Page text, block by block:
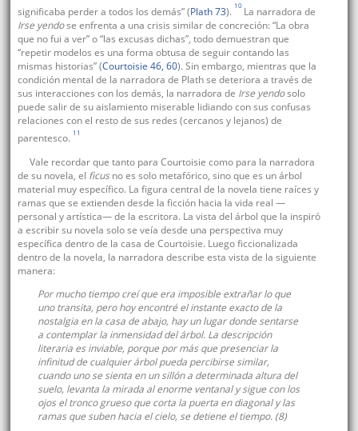
significaba perder a todos los demás” (Plath 73). 10 La narradora de
Irse yendose enfrenta a una crisis similar de concreción: “La obra
que no fui a ver” o “las excusas dichas”, todo demuestran que
“repetir modelos es una forma obtusa de seguir contando las
mismas historias” (Courtoisie 46, 60). Sin embargo, mientras que la
condición mental de la narradora de Plath se deteriora a través de
sus interacciones con los demás, la narradora de Irse yendosolo
puede salir de su aislamiento miserable lidiando con sus confusas
relaciones con el resto de sus redes (cercanos y lejanos) de
parentesco. 11
Vale recordar que tanto para Courtoisie como para la narradora
de su novela, el ficusno es solo metafórico, sino que es un árbol
material muy específico. La figura central de la novela tiene raíces y
ramas que se extienden desde la ficción hacia la vida real —
personal y artística— de la escritora. La vista del árbol que la inspiró
a escribir su novela solo se veía desde una perspectiva muy
específica dentro de la casa de Courtoisie. Luego ficcionalizada
dentro de la novela, la narradora describe esta vista de la siguiente
manera:
Por mucho tiempo creí que era imposible extrañar lo que
uno transita, pero hoy encontré el instante exacto de la
nostalgia en la casa de abajo, hay un lugar donde sentarse
a contemplar la inmensidad del árbol. La descripción
literaria es inviable, porque por más que presenciar la
infinitud de cualquier árbol pueda percibirse similar,
cuando uno se sienta en un sillón a determinada altura del
suelo, levanta la mirada al enorme ventanal y sigue con los
ojos el tronco grueso que corta la puerta en diagonal y las
ramas que suben hacia el cielo, se detiene el tiempo. (8)